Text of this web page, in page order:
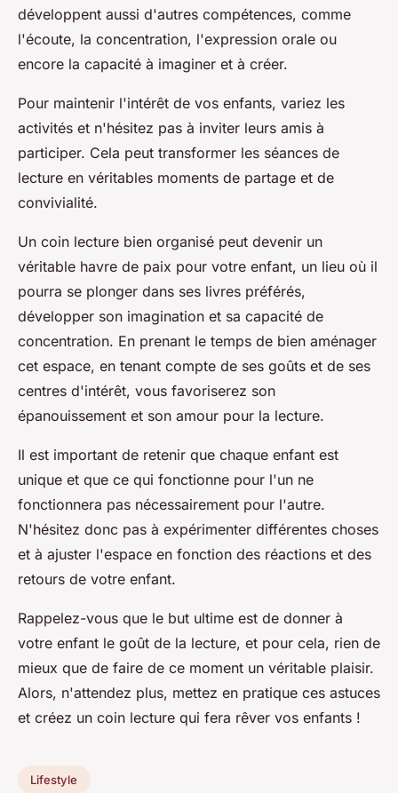
développent aussi d'autres compétences, comme
l'écoute, la concentration, l'expression orale ou
encore la capacité à imaginer et à créer.
Pour maintenir l'intérêt de vos enfants, variez les
activités et n'hésitez pas à inviter leurs amis à
participer. Cela peut transformer les séances de
lecture en véritables moments de partage et de
convivialité.
Un coin lecture bien organisé peut devenir un
véritable havre de paix pour votre enfant, un lieu où il
pourra se plonger dans ses livres préférés,
développer son imagination et sa capacité de
concentration. En prenant le temps de bien aménager
cet espace, en tenant compte de ses goûts et de ses
centres d'intérêt, vous favoriserez son
épanouissement et son amour pour la lecture.
Il est important de retenir que chaque enfant est
unique et que ce qui fonctionne pour l'un ne
fonctionnera pas nécessairement pour l'autre.
N'hésitez donc pas à expérimenter différentes choses
et à ajuster l'espace en fonction des réactions et des
retours de votre enfant.
Rappelez-vous que le but ultime est de donner à
votre enfant le goût de la lecture, et pour cela, rien de
mieux que de faire de ce moment un véritable plaisir.
Alors, n'attendez plus, mettez en pratique ces astuces
et créez un coin lecture qui fera rêver vos enfants !
Lifestyle